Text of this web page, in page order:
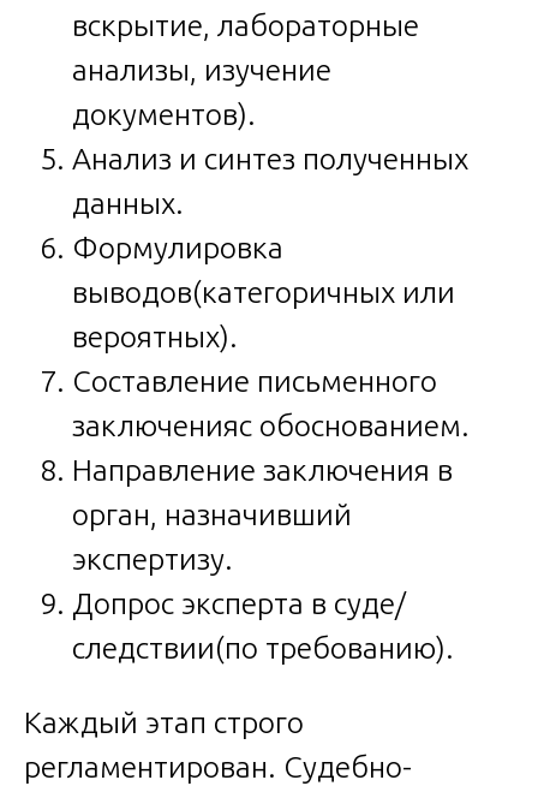
вскрытие, лабораторные
анализы, изучение
документов).
Анализ и синтез полученных
данных.
Формулировка
выводов(категоричных или
вероятных).
Составление письменного
заключенияс обоснованием.
Направление заключения в
орган, назначивший
экспертизу.
Допрос эксперта в суде/
следствии(по требованию).
Каждый этап строго
регламентирован. Судебно-